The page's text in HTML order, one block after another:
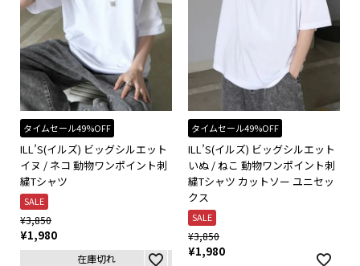
タイムセール49%OFF
ILL’S(イルズ) ビッグシルエット
イヌ / ネコ 動物ワンポイント刺
繍Tシャツ
SALE
¥3,850
¥1,980
在庫切れ
タイムセール49%OFF
ILL’S(イルズ) ビッグシルエット
いぬ / ねこ 動物ワンポイント刺
繍Tシャツ カットソー ユニセッ
クス
SALE
¥3,850
¥1,980